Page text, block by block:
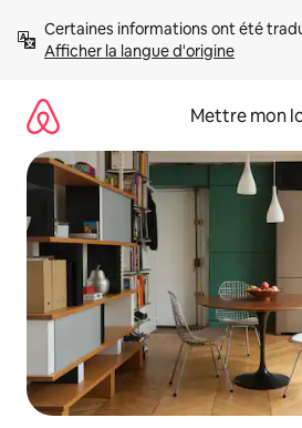
directement
Afficher la langue d'origine
Mettre mon